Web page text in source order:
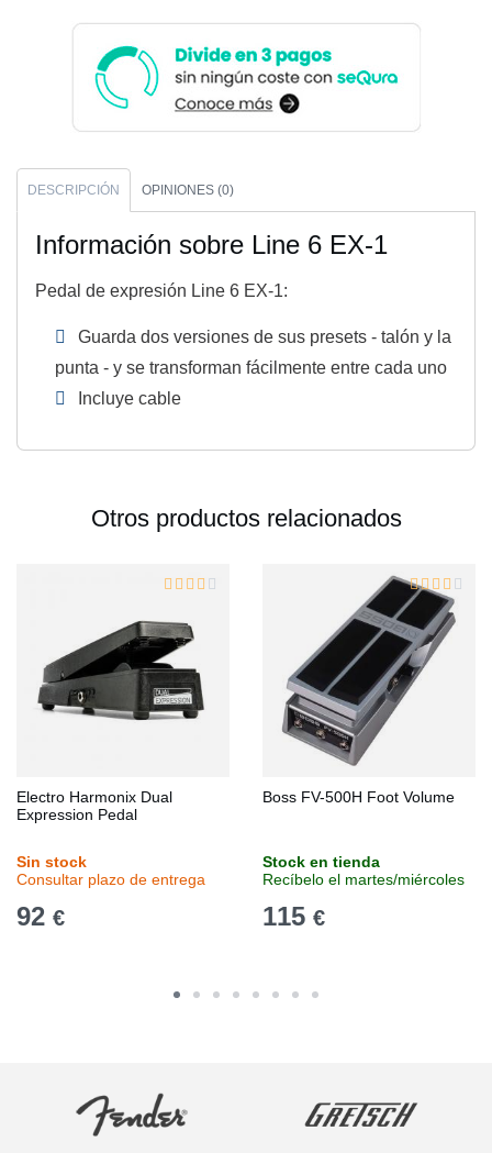
DESCRIPCIÓN OPINIONES (0)
Información sobre Line 6 EX-1
Pedal de expresión Line 6 EX-1:
Guarda dos versiones de sus presets - talón y la
punta - y se transforman fácilmente entre cada uno
Incluye cable
Otros productos relacionados
Electro Harmonix Dual
Expression Pedal
Sin stock
Consultar plazo de entrega
92 €
Boss FV-500H Foot Volume
Stock en tienda
Recíbelo el martes/miércoles
115 €